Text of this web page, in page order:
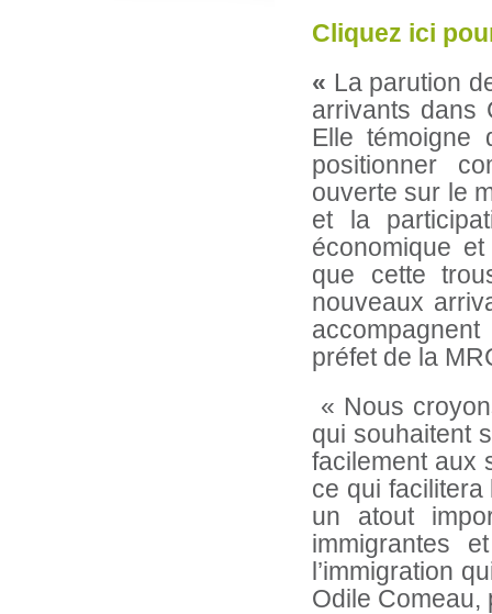
Cliquez ici
« La parution
arrivants dans
Elle
positionner
ouverte sur le
et la
économique
que cette
nouveaux
préfet de la
« Nous
qui souhaitent
facilement aux
ce qui facilitera
un atout
immigrantes
l’immigration
Odile Comeau,